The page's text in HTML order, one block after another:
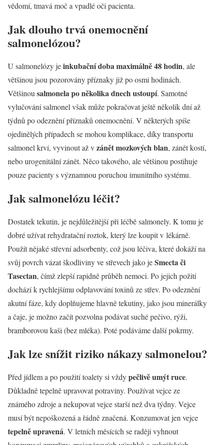
vědomí, tmavá moč a vpadlé oči pacienta.
Jak dlouho trvá onemocnění
salmonelózou?
U salmonelózy jeinkubační doba maximálně 48 hodin, ale
většinou jsou pozorovány příznaky již po osmi hodinách.
Většinou salmonela po několika dnech ustoupí. Samotné
vylučování salmonel však může pokračovat ještě několik dní až
týdnů po odeznění příznaků onemocnění. V některých spíše
ojedinělých případech se mohou komplikace, díky transportu
salmonel krví, vyvinout až vzánět mozkových blan, zánět kostí,
nebo urogenitální zánět. Něco takového, ale většinou postihuje
pouze pacienty s významnou poruchou imunitního systému.
Jak salmonelózu léčit?
Dostatek tekutin, je nejdůležitější při léčbě salmonely. K tomu je
dobré užívat rehydratační roztok, který lze koupit v lékárně.
Použít nějaké střevní adsorbenty, což jsou léčiva, které dokáží na
svůj povrch vázat škodliviny ve střevech jako jeSmecta či
Tasectan, čímž zlepší rapidně průběh nemoci. Po jejich požití
dochází k rychlejšímu odplavování toxinů ze střev. Po odeznění
akutní fáze, kdy doplňujeme hlavně tekutiny, jako jsou minerálky
a čaje, je možno začít pozvolna podávat suché pečivo, rýži,
bramborovou kaši (bez mléka). Poté podáváme další pokrmy.
Jak lze snížit riziko nákazy salmonelou?
Před jídlem a po použití toalety si vždypečlivě umýt ruce.
Důkladně tepelně upravovat potraviny. Používat vejce ze
známého zdroje a nekupovat vejce starší než dva týdny. Vejce
musí být nepoškozená a řádně značená. Konzumovat jen vejce
tepelně upravená. V letních měsících se raději vyhnout